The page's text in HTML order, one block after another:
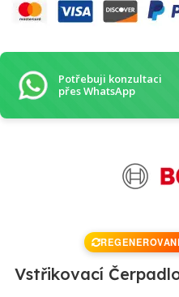
Potřebuji konzultaci
přes WhatsApp
Vstřikovací